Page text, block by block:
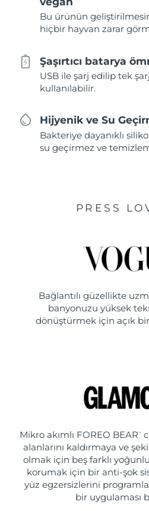
Bu ürünün
hiçbir hayvan zarar
Şaşırtıcı batarya
USB ile şarj edilip tek
kullanılabilir.
Hijyenik ve Su
Bakteriye dayanıklı
su geçirmez ve
PRESS
Bağlantılı güzellikte
banyonuzu yüksek
dönüştürmek için açık
Mikro akımlı FOREO BEAR ™
alanlarını kaldırmaya ve
olmak için beş farklı
korumak için bir anti-şok
yüz egzersizlerini
bir uygulaması